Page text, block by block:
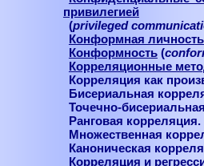
привилегией
(privileged
Конформная личность
Конформность(
Корреляционные
Корреляция как
Бисериальная
Точечно-
Ранговая корреляция.
Множественная
Каноническая
Корреляция и